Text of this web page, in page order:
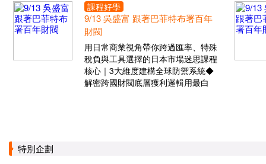
課程好學
9/13 吳盛富 跟著巴菲特布署百年
財閥
用日常商業視角帶你跨過匯率、特殊
稅負與工具選擇的日本市場迷思課程
核心｜3大維度建構全球防禦系統◆
解密跨國財閥底層獲利邏輯用最白
特別企劃